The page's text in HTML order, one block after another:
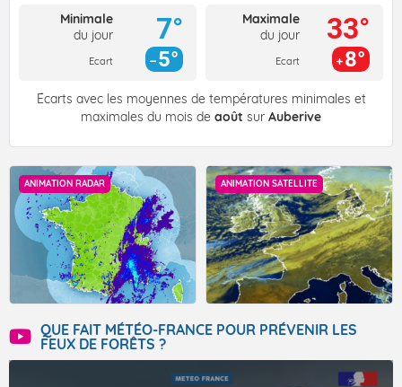
Minimale
du jour
Ecart
7°
5°
Maximale
du jour
Ecart
33°
8°
Écarts avec les moyennes de températures minimales et
maximales du mois de août sur Auberive
ANIMATION RADAR ANIMATION SATELLITE
QUE FAIT MÉTÉO-FRANCE POUR PRÉVENIR LES
FEUX DE FORÊTS ?